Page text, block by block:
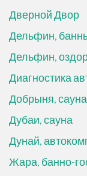
Дверной Двор
Дельфин,
Дельфин,
Диагностика
Добрыня, сауна
Дубаи, сауна
Дунай,
Жара, банно-